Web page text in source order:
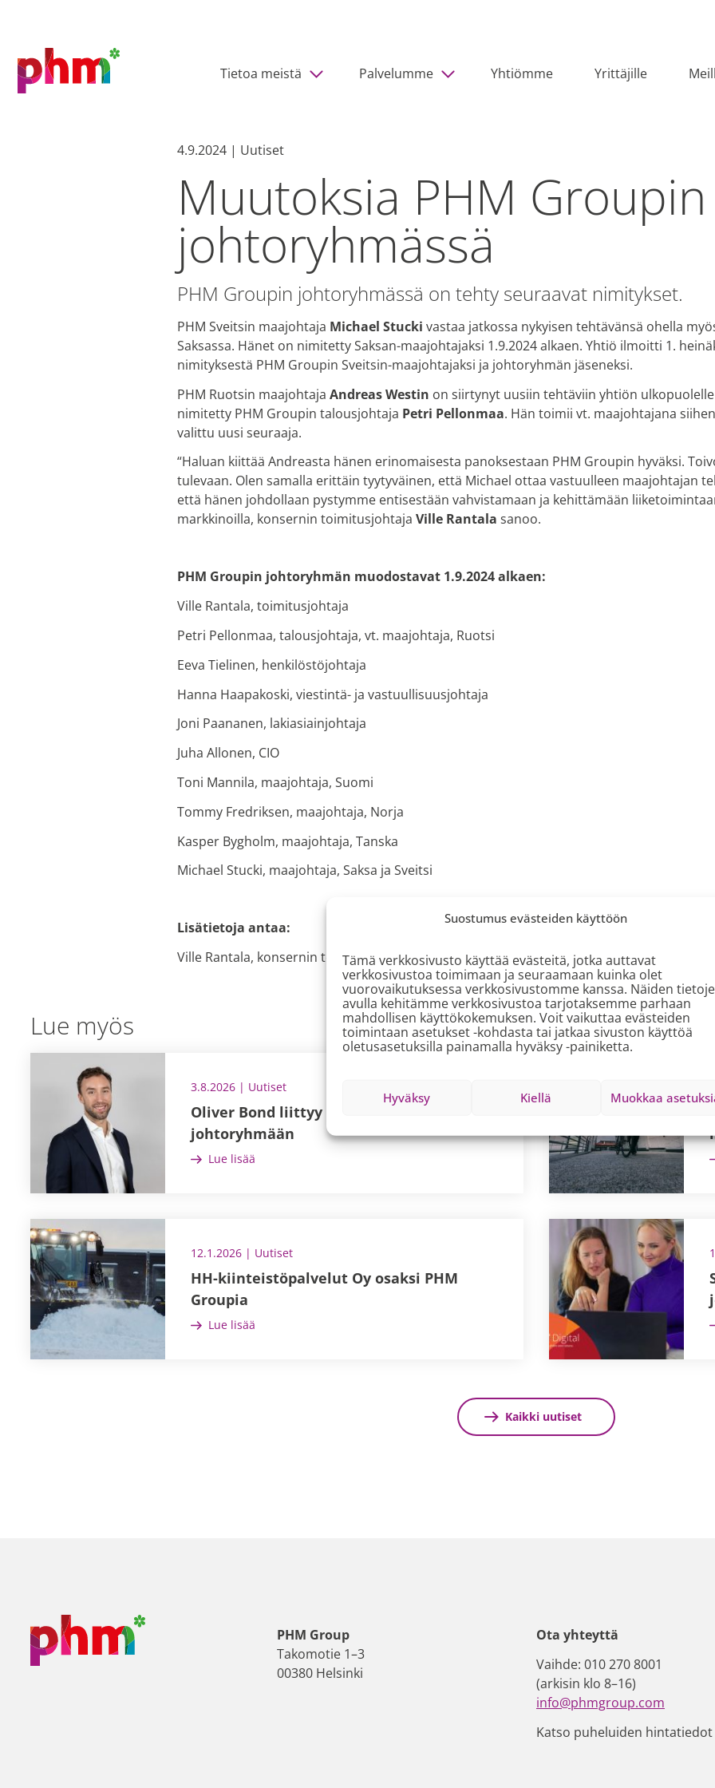
Suostumus evästeiden käyttöön
Tämä verkkosivusto käyttää evästeitä, jotka auttavat
verkkosivustoa toimimaan ja seuraamaan kuinka olet
vuorovaikutuksessa verkkosivustomme kanssa. Näiden
avulla kehitämme verkkosivustoa tarjotaksemme parhaan
mahdollisen käyttökokemuksen. Voit vaikuttaa evästeiden
toimintaan asetukset -kohdasta tai jatkaa sivuston käyttöä
oletusasetuksilla painamalla hyväksy -painiketta.
Hyväksy Kiellä Muokkaa
Tietoa meistä Palvelumme Yhtiömme Yrittäjille
4.9.2024 | Uutiset
Muutoksia PHM Groupin
johtoryhmässä
PHM Groupin johtoryhmässä on tehty seuraavat nimitykset.
PHM Sveitsin maajohtaja Michael Stucki vastaa jatkossa nykyisen tehtävänsä ohella
Saksassa. Hänet on nimitetty Saksan-maajohtajaksi 1.9.2024 alkaen. Yhtiö ilmoitti 1.
nimityksestä PHM Groupin Sveitsin-maajohtajaksi ja johtoryhmän jäseneksi.
PHM Ruotsin maajohtaja Andreas Westin on siirtynyt uusiin tehtäviin yhtiön
nimitetty PHM Groupin talousjohtaja Petri Pellonmaa. Hän toimii vt. maajohtajana
valittu uusi seuraaja.
“Haluan kiittää Andreasta hänen erinomaisesta panoksestaan PHM Groupin hyväksi.
tulevaan. Olen samalla erittäin tyytyväinen, että Michael ottaa vastuulleen maajohtajan
että hänen johdollaan pystymme entisestään vahvistamaan ja kehittämään
markkinoilla, konsernin toimitusjohtaja Ville Rantala sanoo.
PHM Groupin johtoryhmän muodostavat 1.9.2024 alkaen:
Ville Rantala, toimitusjohtaja
Petri Pellonmaa, talousjohtaja, vt. maajohtaja, Ruotsi
Eeva Tielinen, henkilöstöjohtaja
Hanna Haapakoski, viestintä- ja vastuullisuusjohtaja
Joni Paananen, lakiasiainjohtaja
Juha Allonen, CIO
Toni Mannila, maajohtaja, Suomi
Tommy Fredriksen, maajohtaja, Norja
Kasper Bygholm, maajohtaja, Tanska
Michael Stucki, maajohtaja, Saksa ja Sveitsi
Lisätietoja antaa:
Ville Rantala, konsernin toimitusjohtaja,ville.rantala@phmgroup.com, +358 50 385 1442
Lue myös
3.8.2026 | Uutiset
Oliver Bond liittyy konsernin
johtoryhmään
Lue lisää
12.1.2026 | Uutiset
HH-kiinteistöpalvelut Oy osaksi PHM
Groupia
Lue lisää
Kaikki uutiset
PHM Group
Takomotie 1–3
00380 Helsinki
Ota yhteyttä
Vaihde: 010 270 8001
(arkisin klo 8–16)
info@phmgroup.com
Katso puheluiden hintatiedot